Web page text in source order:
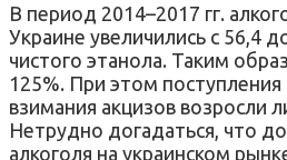
В период 2014–2017 гг.
Украине увеличились с 56,4
чистого этанола. Таким
125%. При этом
взимания акцизов возросли
Нетрудно догадаться, что
алкоголя на украинском